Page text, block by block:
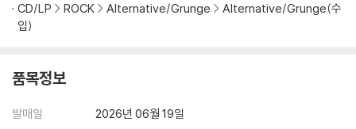
가 어려우므로 신중한 구매를 부탁드립니다.
CD/LP ROCK Alternative/Grunge
Alternative/Grunge(수
입)
품목정보
발매일
2026년 06월 19일